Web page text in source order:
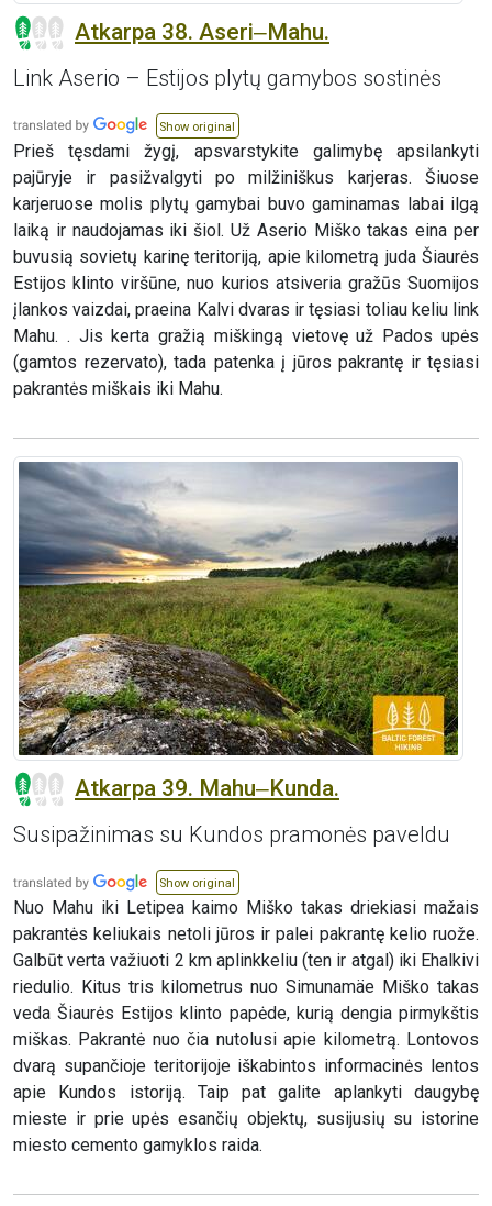
Atkarpa 38. Aseri‒Mahu.
Link Aserio – Estijos plytų gamybos sostinės
Show original
Prieš tęsdami žygį, apsvarstykite galimybę apsilankyti
pajūryje ir pasižvalgyti po milžiniškus karjeras. Šiuose
karjeruose molis plytų gamybai buvo gaminamas labai ilgą
laiką ir naudojamas iki šiol. Už Aserio Miško takas eina per
buvusią sovietų karinę teritoriją, apie kilometrą juda Šiaurės
Estijos klinto viršūne, nuo kurios atsiveria gražūs Suomijos
įlankos vaizdai, praeina Kalvi dvaras ir tęsiasi toliau keliu link
Mahu. . Jis kerta gražią miškingą vietovę už Pados upės
(gamtos rezervato), tada patenka į jūros pakrantę ir tęsiasi
pakrantės miškais iki Mahu.
Atkarpa 39. Mahu‒Kunda.
Susipažinimas su Kundos pramonės paveldu
Show original
Nuo Mahu iki Letipea kaimo Miško takas driekiasi mažais
pakrantės keliukais netoli jūros ir palei pakrantę kelio ruože.
Galbūt verta važiuoti 2 km aplinkkeliu (ten ir atgal) iki Ehalkivi
riedulio. Kitus tris kilometrus nuo Simunamäe Miško takas
veda Šiaurės Estijos klinto papėde, kurią dengia pirmykštis
miškas. Pakrantė nuo čia nutolusi apie kilometrą. Lontovos
dvarą supančioje teritorijoje iškabintos informacinės lentos
apie Kundos istoriją. Taip pat galite aplankyti daugybę
mieste ir prie upės esančių objektų, susijusių su istorine
miesto cemento gamyklos raida.